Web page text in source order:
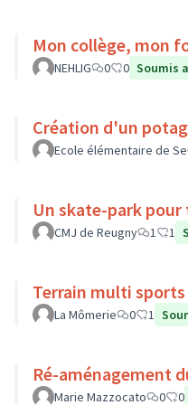
Mon collège, mon
NEHLIG 0 0 Soumis
Création d'un
Ecole élémentaire de
Un skate-park pour
CMJ de Reugny 1 1
Terrain multi
La Mômerie 0 1
Ré-aménagement
Marie Mazzocato 0 0